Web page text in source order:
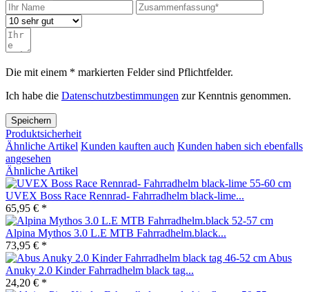
Die mit einem * markierten Felder sind Pflichtfelder.
Ich habe die Datenschutzbestimmungen zur Kenntnis genommen.
Speichern
Produktsicherheit
Ähnliche Artikel Kunden kauften auch Kunden haben sich ebenfalls
angesehen
Ähnliche Artikel
UVEX Boss Race Rennrad- Fahrradhelm black-lime...
65,95 € *
Alpina Mythos 3.0 L.E MTB Fahrradhelm.black...
73,95 € *
Abus
Anuky 2.0 Kinder Fahrradhelm black tag...
24,20 € *